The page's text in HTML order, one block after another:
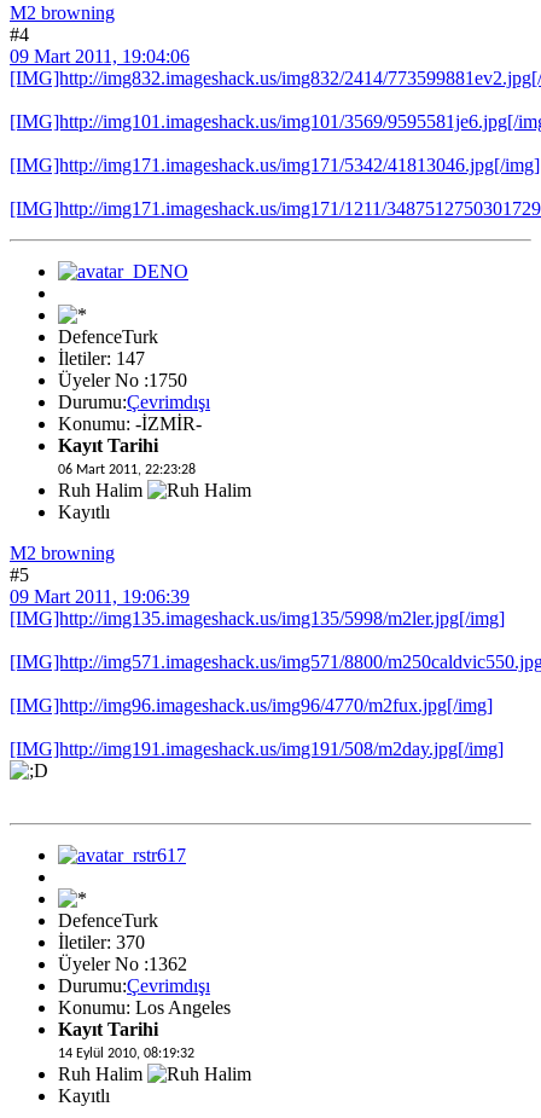
M2 browning
#4
09 Mart 2011, 19:04:06
[IMG]http://img832.imageshack.us/img832/2414/
[IMG]http://img101.imageshack.us/img101/3569/9595581je6.jpg[/
[IMG]http://img171.imageshack.us/img171/5342/41813046.jpg[/img]
[IMG]http://img171.imageshack.us/img171/1211/
DefenceTurk
İletiler: 147
Üyeler No :1750
Durumu:Çevrimdışı
Konumu: -İZMİR-
Kayıt Tarihi
06 Mart 2011, 22:23:28
Ruh Halim
Kayıtlı
M2 browning
#5
09 Mart 2011, 19:06:39
[IMG]http://img135.imageshack.us/img135/5998/m2ler.jpg[/img]
[IMG]http://img571.imageshack.us/img571/8800/
[IMG]http://img96.imageshack.us/img96/4770/m2fux.jpg[/img]
[IMG]http://img191.imageshack.us/img191/508/m2day.jpg[/img]
DefenceTurk
İletiler: 370
Üyeler No :1362
Durumu:Çevrimdışı
Konumu: Los Angeles
Kayıt Tarihi
14 Eylül 2010, 08:19:32
Ruh Halim
Kayıtlı